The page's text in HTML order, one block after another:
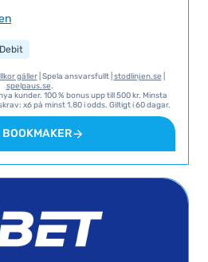
gäller| Spela ansvarsfullt | stodlinjen.se
spelpaus.se.
kunder. 100 % bonus upp till 500 kr. Minsta
x6 på minst 1.80 i odds. Giltigt i 60 dagar.
till QuickCasino för T&C i sin helhet